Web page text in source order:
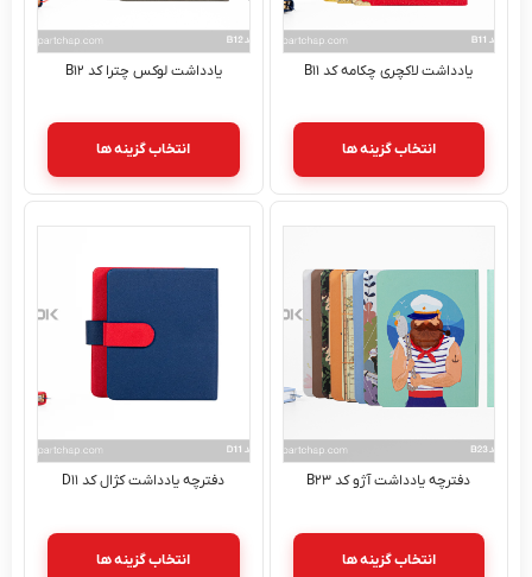
یادداشت لاکچری چکامه کد B۱۱
انتخاب گزینه ها
یادداشت لوکس چترا کد B۱۲
انتخاب گزینه ها
دفترچه یادداشت آژو کد B۲۳
انتخاب گزینه ها
دفترچه یادداشت کژال کد D۱۱
انتخاب گزینه ها